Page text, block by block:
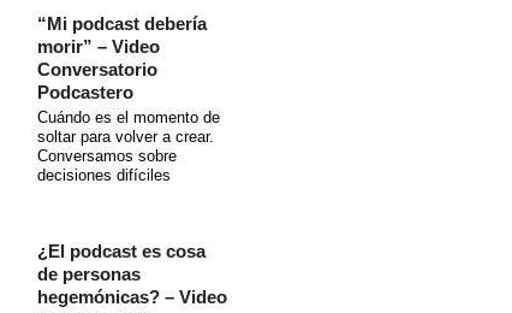
“Mi podcast debería
morir” – Video
Conversatorio
Podcastero
Cuándo es el momento de
soltar para volver a crear.
Conversamos sobre
decisiones difíciles
¿El podcast es cosa
de personas
hegemónicas? – Video